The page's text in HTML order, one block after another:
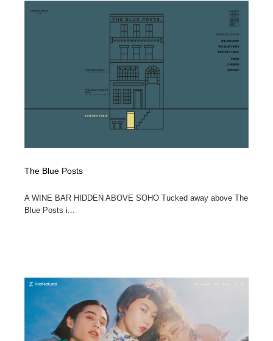
The Blue Posts
A WINE BAR HIDDEN ABOVE SOHO Tucked away above The
Blue Posts i...